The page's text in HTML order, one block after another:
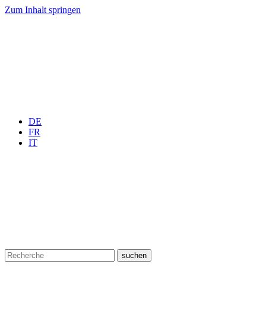
Zum Inhalt springen
DE
FR
IT
suchen